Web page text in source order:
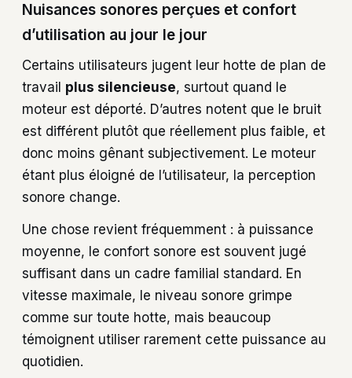
Nuisances sonores perçues et confort
d’utilisation au jour le jour
Certains utilisateurs jugent leur hotte de plan de
travail plus silencieuse, surtout quand le
moteur est déporté. D’autres notent que le bruit
est différent plutôt que réellement plus faible, et
donc moins gênant subjectivement. Le moteur
étant plus éloigné de l’utilisateur, la perception
sonore change.
Une chose revient fréquemment : à puissance
moyenne, le confort sonore est souvent jugé
suffisant dans un cadre familial standard. En
vitesse maximale, le niveau sonore grimpe
comme sur toute hotte, mais beaucoup
témoignent utiliser rarement cette puissance au
quotidien.